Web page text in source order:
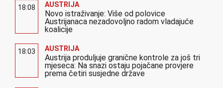
18:08 AUSTRIJA
Novo istraživanje: Više od polovice
Austrijanaca nezadovoljno radom vladajuće
koalicije
18:03 AUSTRIJA
Austrija produljuje granične kontrole za još tri
mjeseca: Na snazi ostaju pojačane provjere
prema četiri susjedne države